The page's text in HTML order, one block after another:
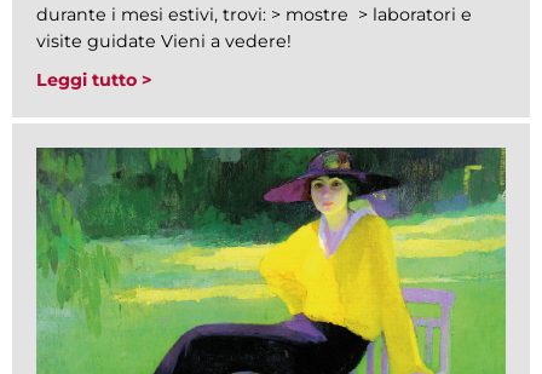
durante i mesi estivi, trovi: > mostre > laboratori e
visite guidate Vieni a vedere!
Leggi tutto >